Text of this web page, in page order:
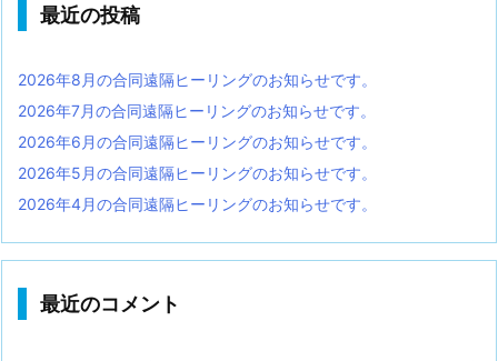
最近の投稿
2026年8月の合同遠隔ヒーリングのお知らせです。
2026年7月の合同遠隔ヒーリングのお知らせです。
2026年6月の合同遠隔ヒーリングのお知らせです。
2026年5月の合同遠隔ヒーリングのお知らせです。
2026年4月の合同遠隔ヒーリングのお知らせです。
最近のコメント